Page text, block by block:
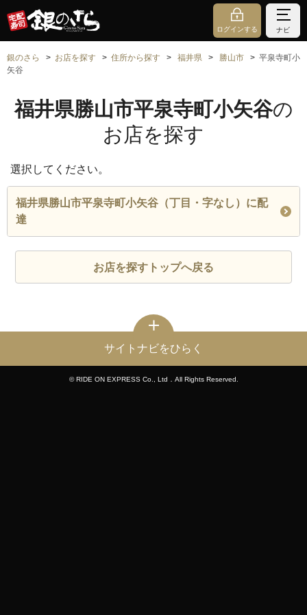
ログインする ナビ
銀のさら お店を探す 住所から探す 福井県 勝山市
平泉寺町小
矢谷
福井県勝山市平泉寺町小矢谷の
お店を探す
選択してください。
福井県勝山市平泉寺町小矢谷（丁目・字なし）に配
達
お店を探すトップへ戻る
サイトナビをひらく
© RIDE ON EXPRESS Co., Ltd．All Rights Reserved.